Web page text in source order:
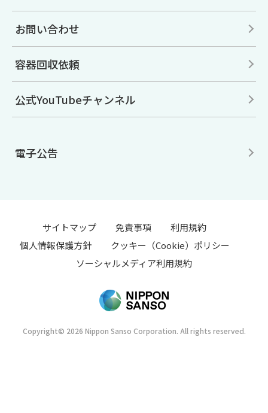
お問い合わせ
容器回収依頼
公式YouTubeチャンネル
電子公告
サイトマップ 免責事項
利用規約
個人情報保護方針
クッキー（Cookie）ポリシー
ソーシャルメディア利用規約
Copyright© 2026 Nippon Sanso Corporation. All rights reserved.